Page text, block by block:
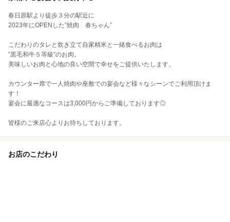
春日原駅より徒歩３分の駅近に
2023年にOPENした”焼肉 春ちゃん”
こだわりのタレと炊き立て自家精米と一緒食べるお肉は
”黒毛和牛５等級”のお肉。
美味しいお肉と心地の良い空間で幸せをご提供いたします。
カウンター席で一人焼肉や座敷での宴会など様々なシーンでご利用頂けま
す！
宴会に最適なコースは3,000円からご準備しております◎
皆様のご来店心よりお待ちしております。
お店のこだわり